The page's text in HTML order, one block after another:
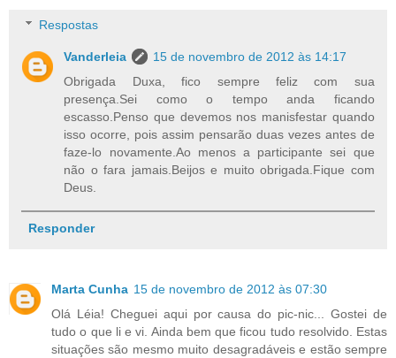
Respostas
Vanderleia
15 de novembro de 2012 às 14:17
Obrigada Duxa, fico sempre feliz com sua
presença.Sei como o tempo anda ficando
escasso.Penso que devemos nos manisfestar quando
isso ocorre, pois assim pensarão duas vezes antes de
faze-lo novamente.Ao menos a participante sei que
não o fara jamais.Beijos e muito obrigada.Fique com
Deus.
Responder
Marta Cunha 15 de novembro de 2012 às 07:30
Olá Léia! Cheguei aqui por causa do pic-nic... Gostei de
tudo o que li e vi. Ainda bem que ficou tudo resolvido. Estas
situações são mesmo muito desagradáveis e estão sempre